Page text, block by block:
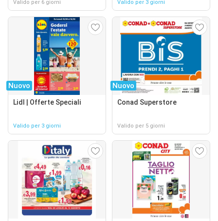
Valido per 6 giorni Valido per 3 giorni
Nuovo
Lidl | Offerte Speciali
Valido per 3 giorni
Nuovo
Conad Superstore
Valido per 5 giorni